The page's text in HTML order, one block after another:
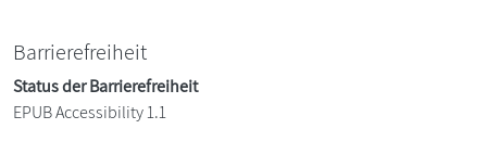
Barrierefreiheit
Status der Barrierefreiheit
EPUB Accessibility 1.1